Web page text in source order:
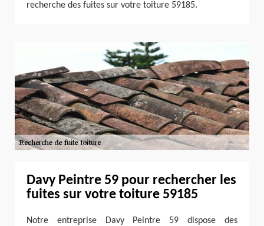
recherche des fuites sur votre toiture 59185.
Davy Peintre 59 pour rechercher les
fuites sur votre toiture 59185
Notre entreprise Davy Peintre 59 dispose des